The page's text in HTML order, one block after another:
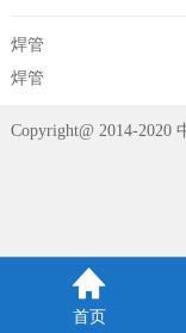
焊管
焊管
Copyright@ 2014-2020

首页